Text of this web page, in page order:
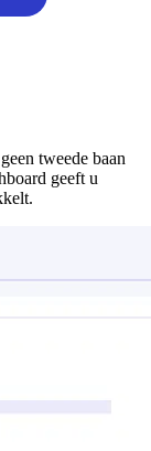
tweede baan
geeft u